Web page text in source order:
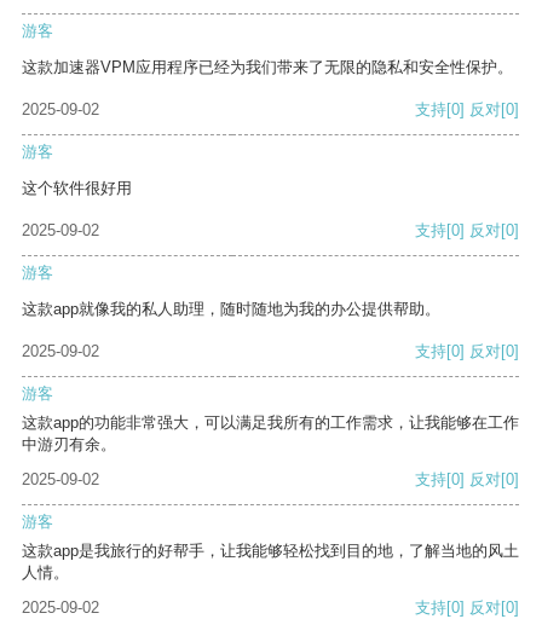
游客
这款加速器VPM应用程序已经为我们带来了无限的隐私和安全性保护。
2025-09-02 支持[0] 反对[0]
游客
这个软件很好用
2025-09-02 支持[0] 反对[0]
游客
这款app就像我的私人助理，随时随地为我的办公提供帮助。
2025-09-02 支持[0] 反对[0]
游客
这款app的功能非常强大，可以满足我所有的工作需求，让我能够在工作
中游刃有余。
2025-09-02
支持[0] 反对[0]
游客
这款app是我旅行的好帮手，让我能够轻松找到目的地，了解当地的风土
人情。
2025-09-02
支持[0] 反对[0]